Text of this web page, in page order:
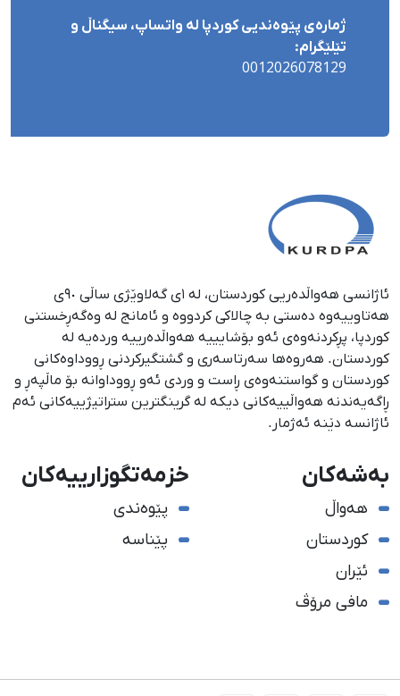
ژمارەی پێوەندیی کوردپا لە واتساپ، سیگناڵ و
تێلێگرام:
0012026078129
ئاژانسی هەواڵدەریی کوردستان، لە ١ی گەلاوێژی ساڵی ٩٠ی
هەتاوییەوە دەستی بە چالاکی کردووە و ئامانج لە وەگەڕخستنی
كوردپا، پڕكردنەوەی ئەو بۆشایییە هەواڵدەرییە وردەیە لە
كوردستان. هەروەها سەرتاسەری و گشتگیركردنی ڕووداوەكانی
كوردستان و گواستنەوەی ڕاست و وردی ئەو ڕووداوانە بۆ ماڵپەڕ و
ڕاگەیەندنە هەواڵییەكانی دیكە لە گرینگترین ستراتیژییەكانی ئەم
ئاژانسە دێنە ئەژمار.
بەشەکان
هەواڵ
کوردستان
ئێران
مافی مرۆڤ
خزمەتگوزارییەکان
پێوەندی
پێناسە